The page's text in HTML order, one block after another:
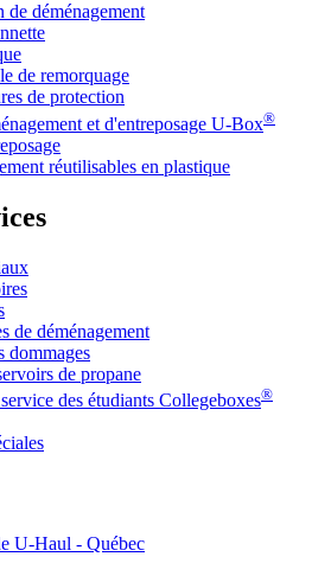
déménagement
de remorquage
de protection
et d'entreposage U-Box®
réutilisables en plastique
de déménagement
dommages
de propane
des étudiants Collegeboxes®
U-Haul - Québec